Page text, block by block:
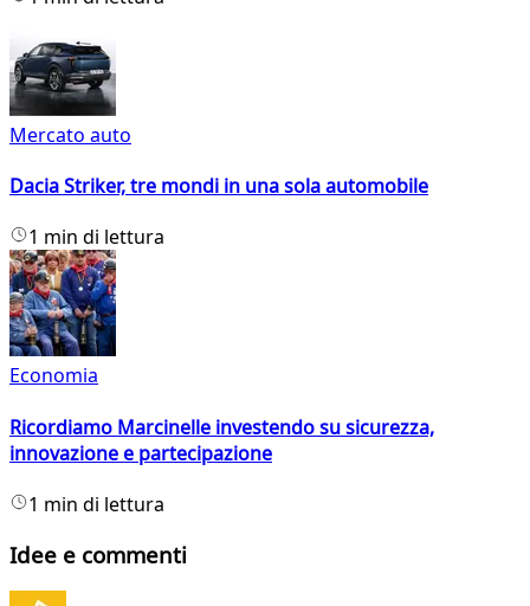
Mercato auto
Dacia Striker, tre mondi in una sola automobile
1 min di lettura
Economia
Ricordiamo Marcinelle investendo su sicurezza,
innovazione e partecipazione
1 min di lettura
Idee e commenti